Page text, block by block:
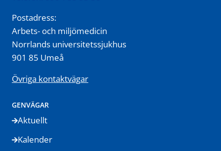
Postadress:
Arbets- och miljömedicin
Norrlands universitetssjukhus
901 85 Umeå
Övriga kontaktvägar
GENVÄGAR
Aktuellt
Kalender